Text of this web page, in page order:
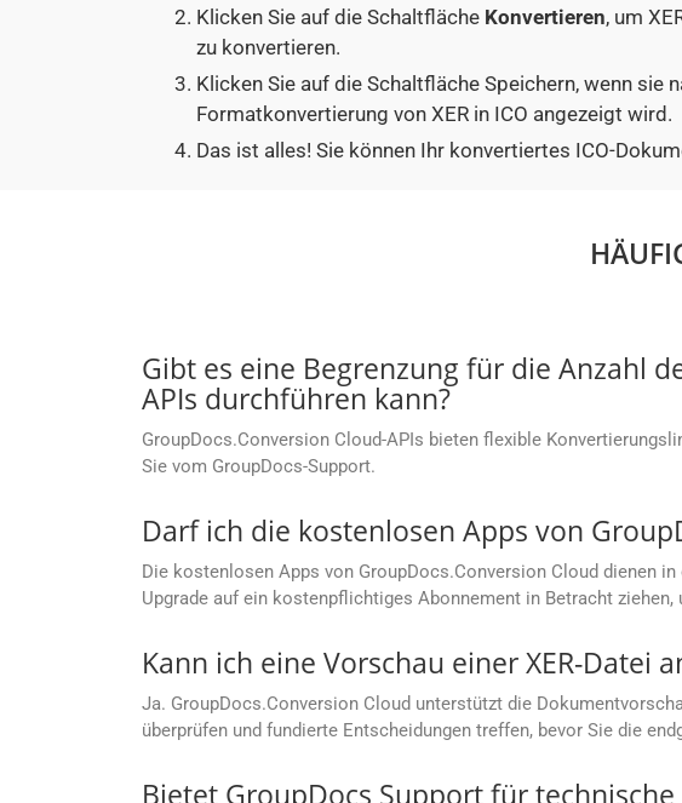
Klicken Sie auf die Schaltfläche Konvertieren, um
zu konvertieren.
Klicken Sie auf die Schaltfläche Speichern, wenn sie
Formatkonvertierung von XER in ICO angezeigt wird.
Das ist alles! Sie können Ihr konvertiertes ICO-
Gibt es eine Begrenzung für die Anzahl
APIs durchführen kann?
GroupDocs.Conversion Cloud-APIs bieten flexible
Sie vom GroupDocs-Support.
Darf ich die kostenlosen Apps von
Die kostenlosen Apps von GroupDocs.Conversion Cloud dienen
Upgrade auf ein kostenpflichtiges Abonnement in Betracht
Kann ich eine Vorschau einer XER-Datei
Ja. GroupDocs.Conversion Cloud unterstützt die
überprüfen und fundierte Entscheidungen treffen, bevor Sie die
Bietet GroupDocs Support für